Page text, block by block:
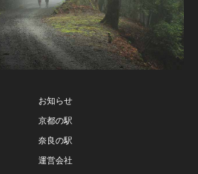
お知らせ
京都の駅
奈良の駅
運営会社